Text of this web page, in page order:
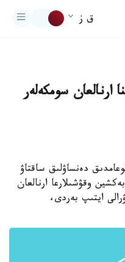
ق ز
ارنالعان سومكەلەر
دەنساۋلىق ساقتاۋ
وقۋشىلارعا ارنالعان
ايتىپ بەردى،